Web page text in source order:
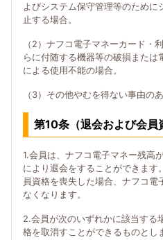
よびシステム保守管理等のために
止する場合。
（2）ナフコ電子マネーカード・
らに付随する機器等の破損または
による使用不能の場合。
（3）その他やむを得ない事由のあ
第10条（退会および会員
1.会員は、ナフコ電子マネー残高
により退会をすることができます
員資格を喪失した場合、ナフコ電
なくなります。
2.会員が次のいずれかに該当する
格を取消すことができるものとし